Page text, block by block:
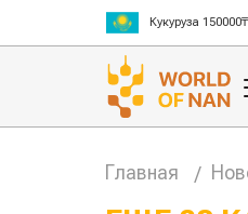
Рис 300000₸
Пшеница 3
Главная